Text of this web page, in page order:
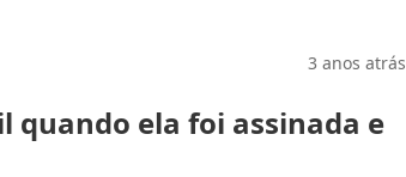
3 anos atrás
quando ela foi assinada e